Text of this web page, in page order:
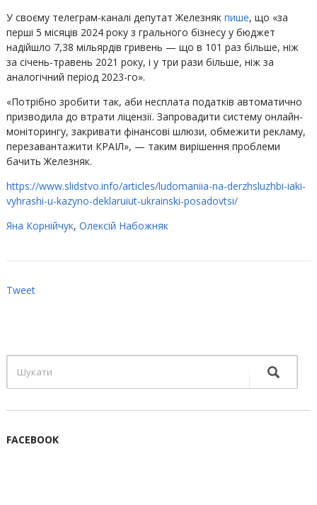
У своєму телеграм-каналі депутат Железняк пише, що «за
перші 5 місяців 2024 року з грального бізнесу у бюджет
надійшло 7,38 мільярдів гривень — що в 101 раз більше, ніж
за січень-травень 2021 року, і у три рази більше, ніж за
аналогічний період 2023-го».
«Потрібно зробити так, аби несплата податків автоматично
призводила до втрати ліцензії. Запровадити систему онлайн-
моніторингу, закривати фінансові шлюзи, обмежити рекламу,
перезавантажити КРАІЛ», — таким вирішення проблеми
бачить Железняк.
https://www.slidstvo.info/articles/ludomaniia-na-derzhsluzhbi-iaki-
vyhrashi-u-kazyno-deklaruiut-ukrainski-posadovtsi/
Яна Корнійчук, Олексій Набожняк
Tweet
FACEBOOK